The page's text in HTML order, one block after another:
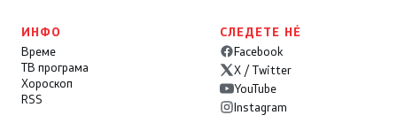
ИНФО
Време
ТВ програма
Хороскоп
RSS
СЛЕДЕТЕ НÉ
Facebook
X / Twitter
YouTube
Instagram